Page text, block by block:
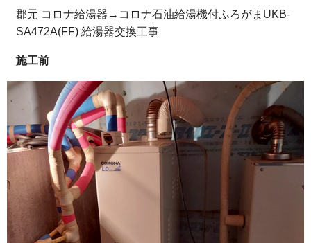
郡元 コロナ給湯器→コロナ石油給湯機付ふろがまUKB-
SA472A(FF) 給湯器交換工事
施工前